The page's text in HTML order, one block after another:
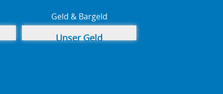
Geld & Bargeld
Unser Geld